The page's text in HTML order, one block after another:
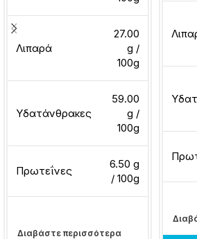
Λιπαρά
27.00
g /
100g
Υδατάνθρακες
59.00
g /
100g
Πρωτεΐνες
6.50 g
/ 100g
Διαβάστε περισσότερα